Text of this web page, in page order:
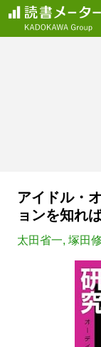
アイドル・
ョンを知れ
太田省一, 塚田